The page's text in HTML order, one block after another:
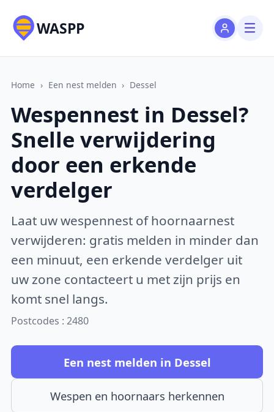
WASPP
Home › Een nest melden › Dessel
Wespennest in Dessel?
Snelle verwijdering
door een erkende
verdelger
Laat uw wespennest of hoornaarnest
verwijderen: gratis melden in minder dan
een minuut, een erkende verdelger uit
uw zone contacteert u met zijn prijs en
komt snel langs.
Postcodes : 2480
Een nest melden in Dessel
Wespen en hoornaars herkennen